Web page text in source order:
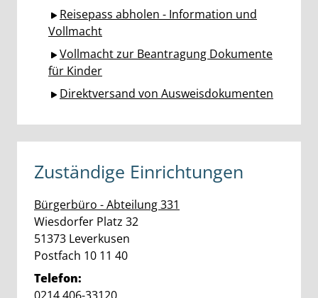
Reisepass abholen - Information und
Vollmacht
Vollmacht zur Beantragung Dokumente
für Kinder
Direktversand von Ausweisdokumenten
Zuständige Einrichtungen
Bürgerbüro - Abteilung 331
Straße:
Wiesdorfer Platz Hausnummer:
32
PLZ:
51373 Ort:
Leverkusen
Postfach 10 11 40
Telefon: